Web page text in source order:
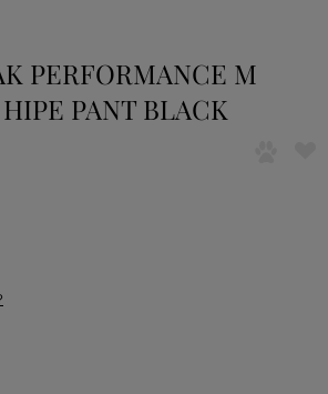
PERFORMANCE M
PANT BLACK